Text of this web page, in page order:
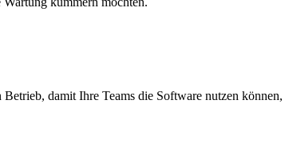
damit Ihre Teams die Software nutzen können,